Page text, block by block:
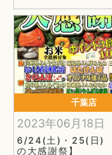
千葉店
2023年06月18日
6/24(土)・25(日)
の大感謝祭】